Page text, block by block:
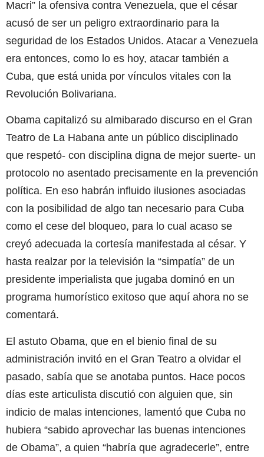
Macri” la ofensiva contra Venezuela, que el césar
acusó de ser un peligro extraordinario para la
seguridad de los Estados Unidos. Atacar a Venezuela
era entonces, como lo es hoy, atacar también a
Cuba, que está unida por vínculos vitales con la
Revolución Bolivariana.
Obama capitalizó su almibarado discurso en el Gran
Teatro de La Habana ante un público disciplinado
que respetó- con disciplina digna de mejor suerte- un
protocolo no asentado precisamente en la prevención
política. En eso habrán influido ilusiones asociadas
con la posibilidad de algo tan necesario para Cuba
como el cese del bloqueo, para lo cual acaso se
creyó adecuada la cortesía manifestada al césar. Y
hasta realzar por la televisión la “simpatía” de un
presidente imperialista que jugaba dominó en un
programa humorístico exitoso que aquí ahora no se
comentará.
El astuto Obama, que en el bienio final de su
administración invitó en el Gran Teatro a olvidar el
pasado, sabía que se anotaba puntos. Hace pocos
días este articulista discutió con alguien que, sin
indicio de malas intenciones, lamentó que Cuba no
hubiera “sabido aprovechar las buenas intenciones
de Obama”, a quien “habría que agradecerle”, entre